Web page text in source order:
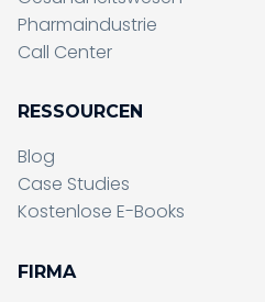
Pharmaindustrie
Call Center
RESSOURCEN
Blog
Case Studies
Kostenlose E-Books
FIRMA